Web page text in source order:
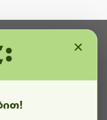
ამჟამად
×